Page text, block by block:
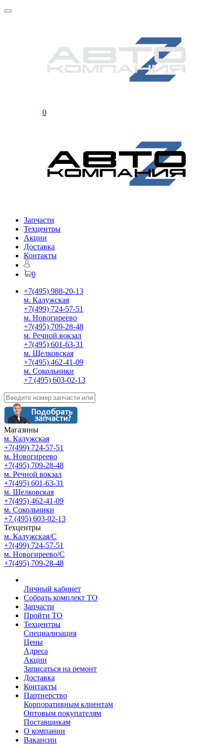
0
Запчасти
Техцентры
Акции
Доставка
Контакты
0
+7(495) 988-20-13
м. Калужская
+7(499) 724-57-51
м. Новогиреево
+7(495) 709-28-48
м. Речной вокзал
+7(495) 601-63-31
м. Щелковская
+7(495) 462-41-09
м. Сокольники
+7 (495) 603-02-13
Магазины
м. Калужская
+7(499) 724-57-51
м. Новогиреево
+7(495) 709-28-48
м. Речной вокзал
+7(495) 601-63-31
м. Щелковская
+7(495) 462-41-09
м. Сокольники
+7 (495) 603-02-13
Техцентры
м. Калужская/С
+7(499) 724-57-51
м. Новогиреево/С
+7(495) 709-28-48
Личный кабинет
Собрать комплект ТО
Запчасти
Пройти ТО
Техцентры
Специализация
Цены
Адреса
Акции
Записаться на ремонт
Доставка
Контакты
Партнерство
Корпоративным клиентам
Оптовым покупателям
Поставщикам
О компании
Вакансии